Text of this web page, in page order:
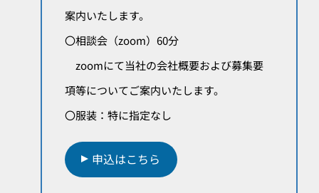
案内いたします。
〇相談会（zoom）60分
zoomにて当社の会社概要および募集要
項等についてご案内いたします。
〇服装：特に指定なし
申込はこちら